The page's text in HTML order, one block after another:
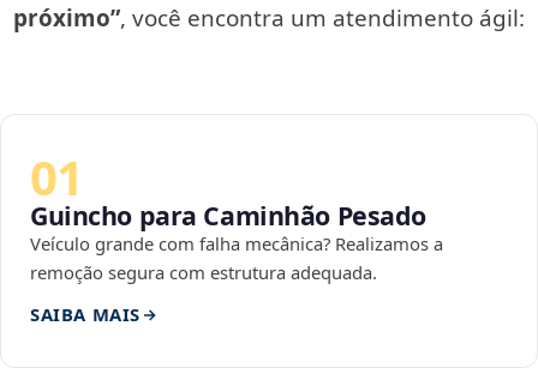
próximo”, você encontra um atendimento ágil:
01
Guincho para Caminhão Pesado
Veículo grande com falha mecânica? Realizamos a
remoção segura com estrutura adequada.
SAIBA MAIS